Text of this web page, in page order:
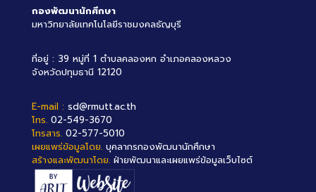
กองพัฒนานักศึกษา
มหาวิทยาลัยเทคโนโลยีราชมงคลธัญบุรี
ที่อยู่ : 39 หมู่ที่ 1 ตำบลคลองหก อำเภอคลองหลวง
จังหวัดปทุมธานี 12120
E-mail : sd@rmutt.ac.th
โทร. 02-549-3670
โทรสาร. 02-577-5010
เผยแพร่ข้อมูลโดย. บุคลากรกองพัฒนานักศึกษา
สร้างและพัฒนาโดย. ฝ่ายพัฒนาและเผยแพร่ข้อมูลเว็บไซต์